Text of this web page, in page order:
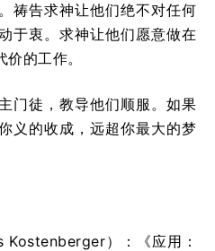
祷告求神让他们绝不对任何
于衷。求神让他们愿意做在
的工作。
门徒，教导他们顺服。如果
义的收成，远超你最大的梦
Kostenberger）：《应用：